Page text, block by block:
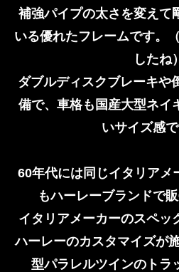
補強パイプの太さを変えて
いる優れたフレームです。
したね）
ダブルディスクブレーキや
備で、車格も国産大型ネイ
いサイズ感で
60年代には同じイタリアメ
もハーレーブランドで
イタリアメーカーのスペッ
ハーレーのカスタマイズが
型パラレルツインのトラ